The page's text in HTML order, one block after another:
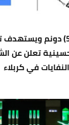
يمتد على مساحة (500) دونم
تعلن عن
في كربلاء